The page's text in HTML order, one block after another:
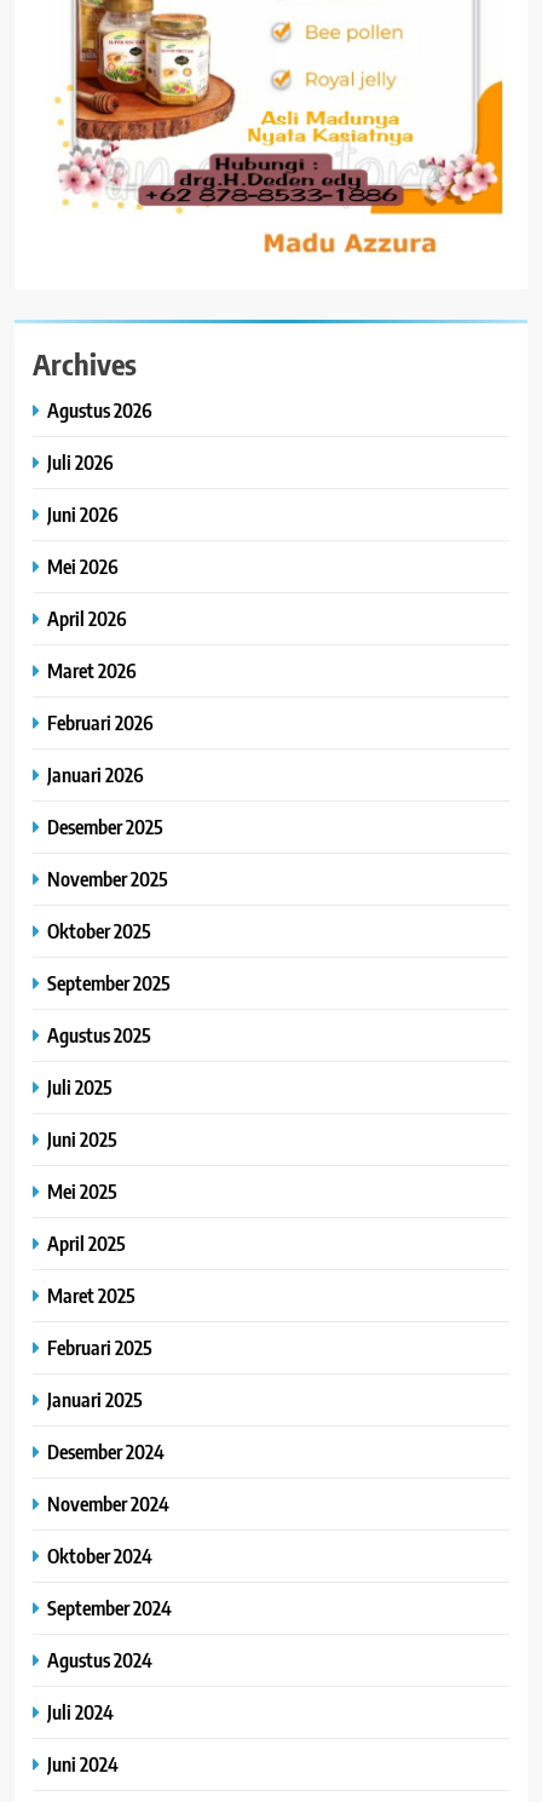
Archives
Agustus 2026
Juli 2026
Juni 2026
Mei 2026
April 2026
Maret 2026
Februari 2026
Januari 2026
Desember 2025
November 2025
Oktober 2025
September 2025
Agustus 2025
Juli 2025
Juni 2025
Mei 2025
April 2025
Maret 2025
Februari 2025
Januari 2025
Desember 2024
November 2024
Oktober 2024
September 2024
Agustus 2024
Juli 2024
Juni 2024